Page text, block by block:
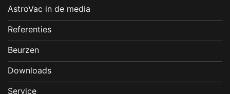
AstroVac in de media
Referenties
Beurzen
Downloads
Service